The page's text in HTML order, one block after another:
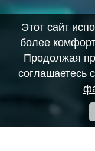
Этот сайт
более
Продолжая
соглашаетесь с